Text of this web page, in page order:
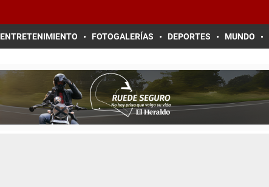
ENTRETENIMIENTO FOTOGALERÍAS DEPORTES MUNDO